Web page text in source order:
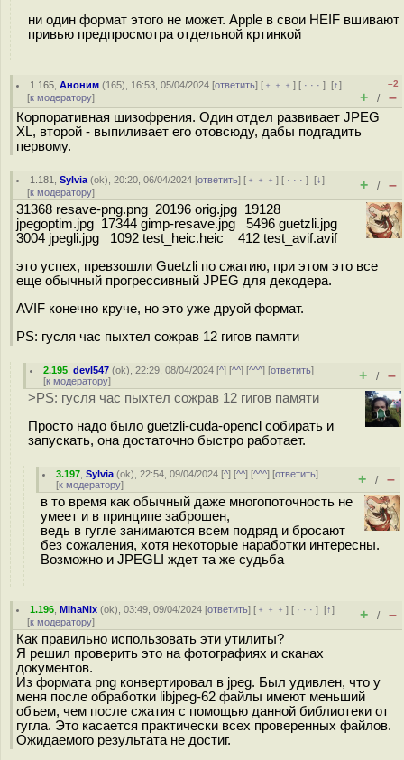
ни один формат этого не может. Apple в свои HEIF вшивают
привью предпросмотра отдельной кртинкой
1.165 ,Аноним (165), 16:53, 05/04/2024 [ответить] [ ﹢﹢﹢] [ · · ·][↑]
[к модератору]
–2
+ / –
Корпоративная шизофрения. Один отдел развивает JPEG
XL, второй - выпиливает его отовсюду, дабы подгадить
первому.
1.181 ,Sylvia (ok), 20:20, 06/04/2024 [ответить] [ ﹢﹢﹢] [ · · ·][↓]
[к модератору] + / –
31368 resave-png.png 20196 orig.jpg 19128
jpegoptim.jpg 17344 gimp-resave.jpg 5496 guetzli.jpg
3004 jpegli.jpg 1092 test_heic.heic 412 test_avif.avif
это успех, превзошли Guetzli по сжатию, при этом это все
еще обычный прогрессивный JPEG для декодера.
AVIF конечно круче, но это уже друой формат.
PS: гусля час пыхтел сожрав 12 гигов памяти
2.195 ,devl547 (ok), 22:29, 08/04/2024 [^] [^^] [^^^] [ответить]
[к модератору] + / –
>PS: гусля час пыхтел сожрав 12 гигов памяти
Просто надо было guetzli-cuda-opencl собирать и
запускать, она достаточно быстро работает.
3.197 ,Sylvia (ok), 22:54, 09/04/2024 [^] [^^] [^^^] [ответить]
[к модератору] + / –
в то время как обычный даже многопоточность не
умеет и в принципе заброшен,
ведь в гугле занимаются всем подряд и бросают
без сожаления, хотя некоторые наработки интересны.
Возможно и JPEGLI ждет та же судьба
1.196 ,MihaNix (ok), 03:49, 09/04/2024 [ответить] [ ﹢﹢﹢] [ · · ·][↑]
[к модератору] + / –
Как правильно использовать эти утилиты?
Я решил проверить это на фотографиях и сканах
документов.
Из формата png конвертировал в jpeg. Был удивлен, что у
меня после обработки libjpeg-62 файлы имеют меньший
объем, чем после сжатия с помощью данной библиотеки от
гугла. Это касается практически всех проверенных файлов.
Ожидаемого результата не достиг.